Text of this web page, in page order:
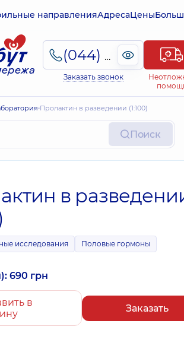
направленияАдресаЦены
(044) 495-2-888
Заказать звонок
Пролактин в разведении (1:100)
Поиск
в
исследования Половые гормоны
690 грн
в
Заказать